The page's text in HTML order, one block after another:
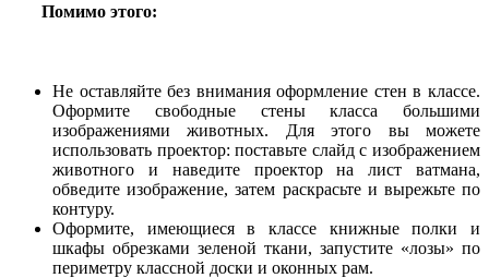
Помимо этого:
Не оставляйте без внимания оформление стен в классе.
Оформите свободные стены класса большими
изображениями животных. Для этого вы можете
использовать проектор: поставьте слайд с изображением
животного и наведите проектор на лист ватмана,
обведите изображение, затем раскрасьте и вырежьте по
контуру.
Оформите, имеющиеся в классе книжные полки и
шкафы обрезками зеленой ткани, запустите «лозы» по
периметру классной доски и оконных рам.